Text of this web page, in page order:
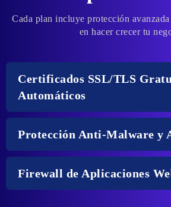
Cada plan incluye protección
en hacer crecer tu
Certificados SSL/TLS
Automáticos
Protección Anti-Malware y
Firewall de Aplicaciones